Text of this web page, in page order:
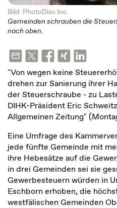
Bild: PhotoDisc Inc.
Gemeinden schrauben die
nach oben.
"Von wegen keine
drehen zur Sanierung ihrer
der Steuerschraube - zu
DIHK-Präsident Eric
Allgemeinen Zeitung"
Eine Umfrage des
jede fünfte Gemeinde mit
ihre Hebesätze auf die
in drei Gemeinden sei sie
Gewerbesteuern würden in
Eschborn erhoben, die
westfälischen Gemeinden